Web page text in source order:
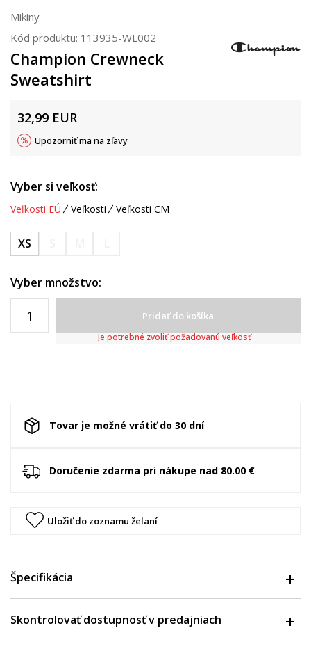
Mikiny
Kód produktu: 113935-WL002
Champion Crewneck
Sweatshirt
32,99 EUR
Upozorniť ma na zľavy
Vyber si veľkosť:
Veľkosti EÚ Veľkosti Veľkosti CM
XS
Vyber množstvo:
Pridať do košíka
Je potrebné zvoliť požadovanú veľkosť
Tovar je možné vrátiť do 30 dní
Doručenie zdarma pri nákupe nad 80.00 €
Uložiť do zoznamu želaní
Špecifikácia
Skontrolovať dostupnosť v predajniach